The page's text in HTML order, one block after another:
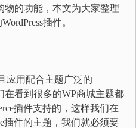
物的功能，本文为大家整理
插件。
应用配合主题广泛的
在看到很多的WP商城主题都
插件支持的，这样我们在
插件的主题，我们就必须要